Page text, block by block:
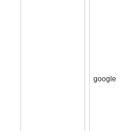
google